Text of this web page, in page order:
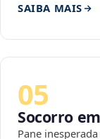
SAIBA MAIS
05
Socorro
Pane